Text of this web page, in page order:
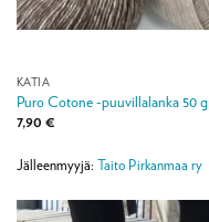
KATIA
Puro Cotone -puuvillalanka 50 g
7,90 €
Jälleenmyyjä: Taito Pirkanmaa ry